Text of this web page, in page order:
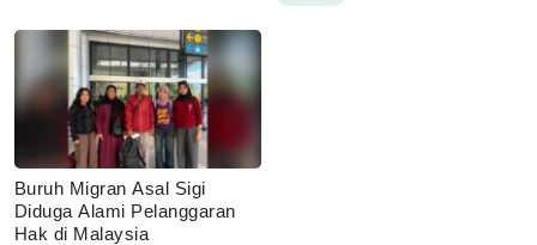
Buruh Migran Asal Sigi
Diduga Alami Pelanggaran
Hak di Malaysia